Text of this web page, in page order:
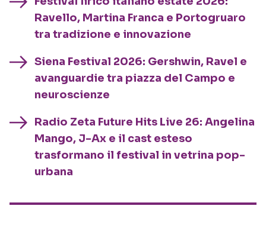
Ravello, Martina Franca e Portogruaro
tra tradizione e innovazione
Siena Festival 2026: Gershwin, Ravel e
avanguardie tra piazza del Campo e
neuroscienze
Radio Zeta Future Hits Live 26: Angelina
Mango, J-Ax e il cast esteso
trasformano il festival in vetrina pop-
urbana